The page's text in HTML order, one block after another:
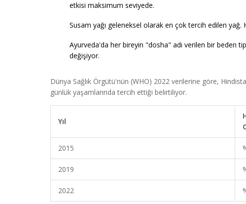
etkisi maksimum seviyede.
Susam yağı geleneksel olarak en çok tercih edilen yağ.
Ayurveda'da her bireyin "dosha" adı verilen bir beden
değişiyor.
Dünya Sağlık Örgütü'nün (WHO) 2022 verilerine göre,
günlük yaşamlarında tercih ettiği belirtiliyor.
Yıl
2015
2019
2022